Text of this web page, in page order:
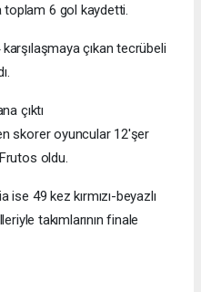
6 gol kaydetti.
çıkan tecrübeli
çıktı
skorer oyuncular 12'şer
oldu.
49 kez kırmızı-beyazlı
takımlarının finale